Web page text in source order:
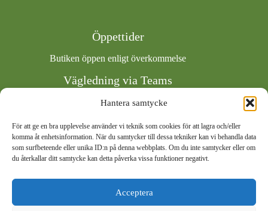
Hantera samtycke
För att ge en bra upplevelse använder vi teknik som cookies för att lagra och/eller
komma åt enhetsinformation. När du samtycker till dessa tekniker kan vi behandla data
som surfbeteende eller unika ID:n på denna webbplats. Om du inte samtycker eller om
du återkallar ditt samtycke kan detta påverka vissa funktioner negativt.
Acceptera
Öppettider
Butiken öppen enligt överkommelse
Vägledning via Teams
Boka tid via Calendly
Socials
Tagga oss i din bild!